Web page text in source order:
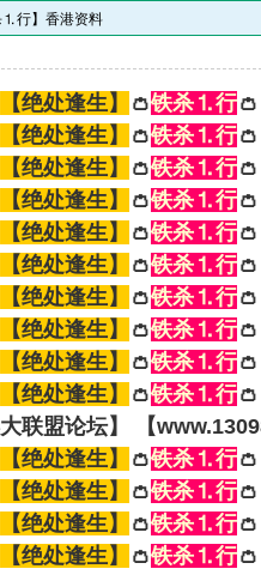
行】香港资料
【绝处逢生】 👛铁杀⒈行
【绝处逢生】 👛铁杀⒈行
【绝处逢生】 👛铁杀⒈行
【绝处逢生】 👛铁杀⒈行
【绝处逢生】 👛铁杀⒈行
【绝处逢生】 👛铁杀⒈行
【绝处逢生】 👛铁杀⒈行
【绝处逢生】 👛铁杀⒈行
【绝处逢生】 👛铁杀⒈行
【绝处逢生】 👛铁杀⒈行
大联盟论坛】 【
【绝处逢生】 👛铁杀⒈行
【绝处逢生】 👛铁杀⒈行
【绝处逢生】 👛铁杀⒈行
【绝处逢生】 👛铁杀⒈行